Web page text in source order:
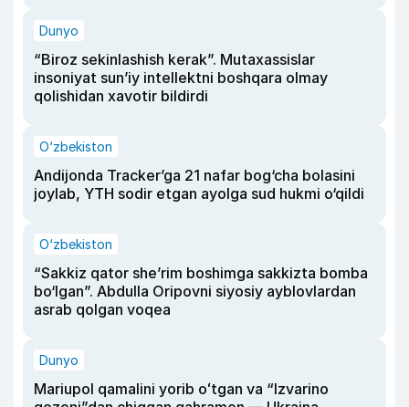
Dunyo
“Biroz sekinlashish kerak”. Mutaxassislar
insoniyat sun’iy intellektni boshqara olmay
qolishidan xavotir bildirdi
O‘zbekiston
Andijonda Tracker’ga 21 nafar bog‘cha bolasini
joylab, YTH sodir etgan ayolga sud hukmi o‘qildi
O‘zbekiston
“Sakkiz qator she’rim boshimga sakkizta bomba
bo‘lgan”. Abdulla Oripovni siyosiy ayblovlardan
asrab qolgan voqea
Dunyo
Mariupol qamalini yorib oʻtgan va “Izvarino